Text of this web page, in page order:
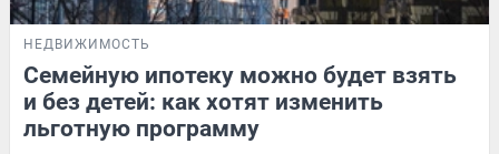
НЕДВИЖИМОСТЬ
Семейную ипотеку можно будет взять
и без детей: как хотят изменить
льготную программу